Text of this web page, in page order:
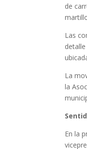
de
Las
La
la
En la